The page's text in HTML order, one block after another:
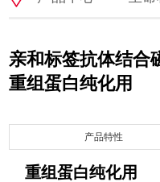
亲和标签抗体结合
重组蛋白纯化用
产品特性
重组蛋白纯化用